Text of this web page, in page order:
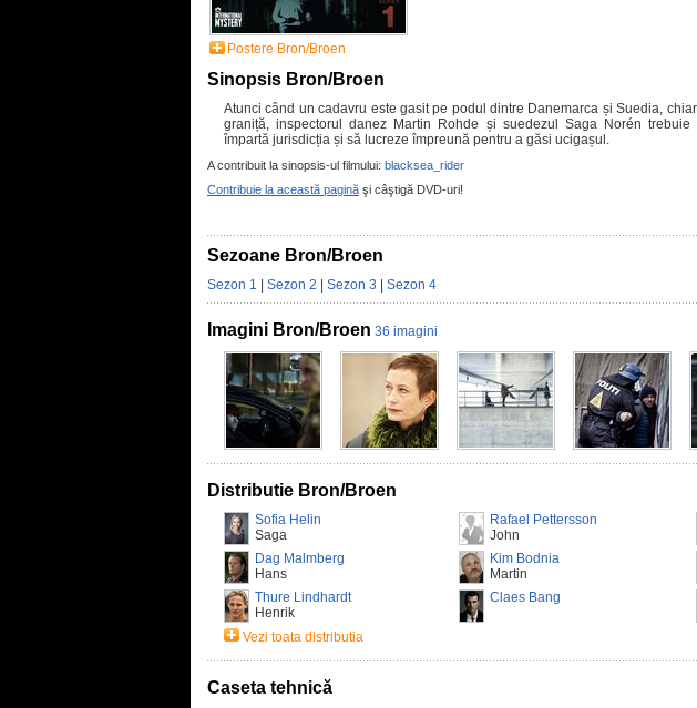
Postere Bron/Broen
Sinopsis Bron/Broen
Atunci când un cadavru este gasit pe podul dintre Danemarca și Suedia,
graniță, inspectorul danez Martin Rohde și suedezul Saga Norén trebuie
împartă jurisdicția și să lucreze împreună pentru a găsi ucigașul.
A contribuit la sinopsis-ul filmului: blacksea_rider
Contribuie la această pagină şi câştigă DVD-uri!
Sezoane Bron/Broen
Sezon 1 Sezon 2 Sezon 3 Sezon 4
Imagini Bron/Broen 36 imagini
Distributie Bron/Broen
Sofia Helin
Saga
Rafael Pettersson
John
Dag Malmberg
Hans
Kim Bodnia
Martin
Thure Lindhardt
Henrik
Claes Bang
Vezi toata distributia
Caseta tehnică